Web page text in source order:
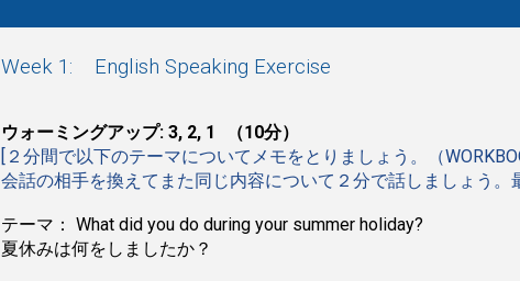
Week 1: English Speaking Exercise
ウォーミングアップ: 3, 2, 1 （10分）
[２分間で以下のテーマについてメモをとりましょう。（
会話の相手を換えてまた同じ内容について２分で話しましょう
テーマ： What did you do during your summer holiday?
夏休みは何をしましたか？